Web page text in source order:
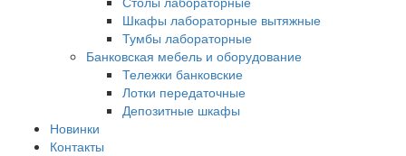
Шкафы лабораторные вытяжные
Тумбы лабораторные
Банковская мебель и оборудование
Тележки банковские
Лотки передаточные
Депозитные шкафы
Новинки
Контакты